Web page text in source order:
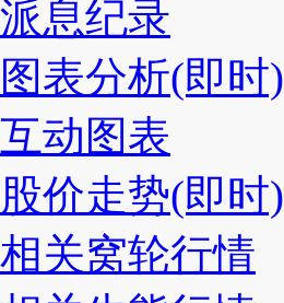
派息纪录
图表分析(即时)
互动图表
股价走势(即时)
相关窝轮行情